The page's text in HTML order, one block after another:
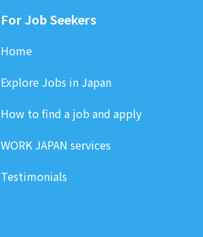
For Job Seekers
Home
Explore Jobs in Japan
How to find a job and apply
WORK JAPAN services
Testimonials